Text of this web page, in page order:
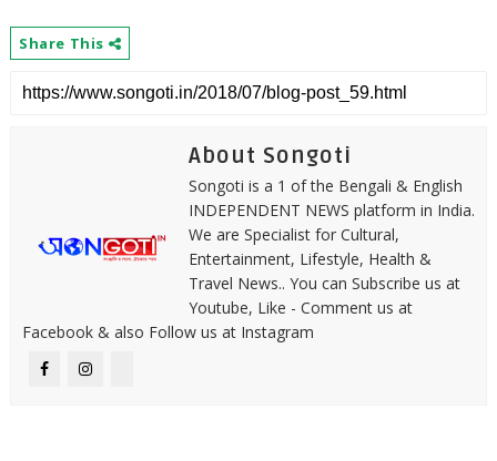
Share This
About Songoti
Songoti is a 1 of the Bengali & English
INDEPENDENT NEWS platform in India.
We are Specialist for Cultural,
Entertainment, Lifestyle, Health &
Travel News.. You can Subscribe us at
Youtube, Like - Comment us at
Facebook & also Follow us at Instagram